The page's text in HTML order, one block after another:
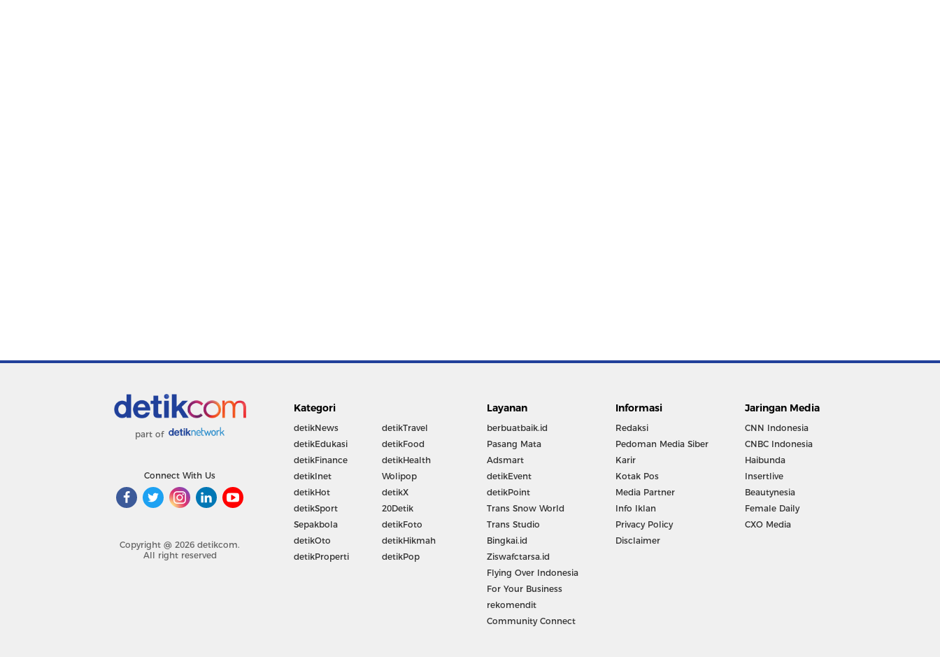
part of
Connect With Us
Copyright @ 2026 detikcom.
All right reserved
Kategori
detikNews
detikEdukasi
detikFinance
detikInet
detikHot
detikSport
Sepakbola
detikOto
detikProperti
detikTravel
detikFood
detikHealth
Wolipop
detikX
20Detik
detikFoto
detikHikmah
detikPop
Layanan
berbuatbaik.id
Pasang Mata
Adsmart
detikEvent
detikPoint
Trans Snow World
Trans Studio
Bingkai.id
Ziswafctarsa.id
Flying Over Indonesia
For Your Business
rekomendit
Community Connect
Informasi
Redaksi
Pedoman Media Siber
Karir
Kotak Pos
Media Partner
Info Iklan
Privacy Policy
Disclaimer
Jaringan Media
CNN Indonesia
CNBC Indonesia
Haibunda
Insertlive
Beautynesia
Female Daily
CXO Media